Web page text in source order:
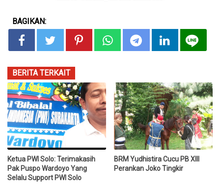
BAGIKAN:
BERITA TERKAIT
Ketua PWI Solo: Terimakasih
Pak Puspo Wardoyo Yang
Selalu Support PWI Solo
BRM Yudhistira Cucu PB XIII
Perankan Joko Tingkir